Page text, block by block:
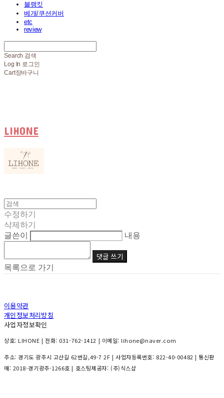
블랭킷
베개/쿠션커버
etc
review
Search 검색
Log In 로그인
Cart장바구니
LIHONE
수정하기
삭제하기
글쓴이
내용
댓글 쓰기
목록으로 가기
이용약관
개인정보처리방침
사업자정보확인
상호: LIHONE | 전화: 031-762-1412 | 이메일: lihone@naver.com
주소: 경기도 광주시 고산길 62번길,49-7 2F | 사업자등록번호: 822-40-00482 | 통신판
매: 2018-경기광주-1266호 | 호스팅제공자: (주)식스샵